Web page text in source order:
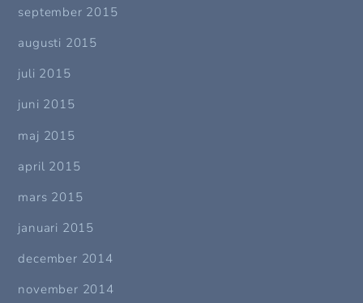
september 2015
augusti 2015
juli 2015
juni 2015
maj 2015
april 2015
mars 2015
januari 2015
december 2014
november 2014